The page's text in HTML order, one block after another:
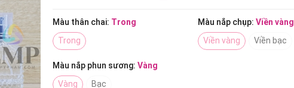
Màu thân chai: Trong
Trong
Màu nắp chụp:Viền vàng
Viền vàng
Viền bạc
Màu nắp phun sương: Vàng
Vàng
Bạc